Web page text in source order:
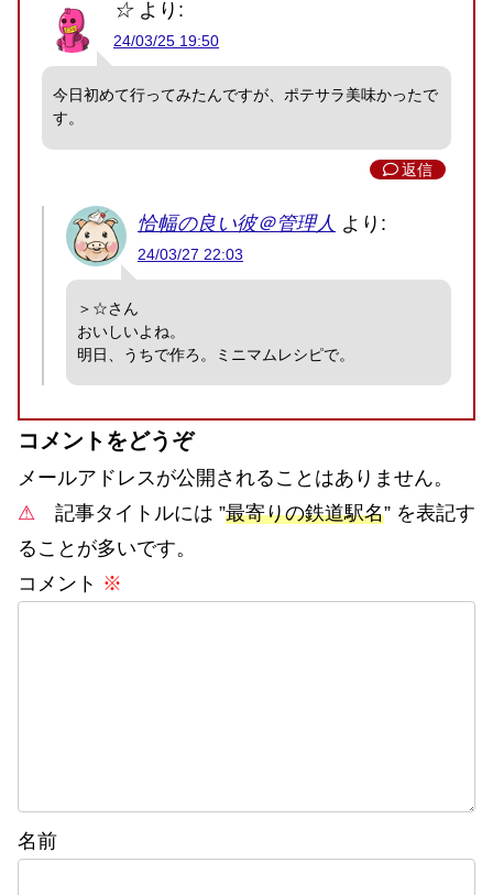
☆ より:
24/03/25 19:50
今日初めて行ってみたんですが、ポテサラ美味かったで
す。
返信
恰幅の良い彼＠管理人 より:
24/03/27 22:03
＞☆さん
おいしいよね。
明日、うちで作ろ。ミニマムレシピで。
コメントをどうぞ
メールアドレスが公開されることはありません。
⚠ 記事タイトルには ”最寄りの鉄道駅名” を表記す
ることが多いです。
コメント ※
名前